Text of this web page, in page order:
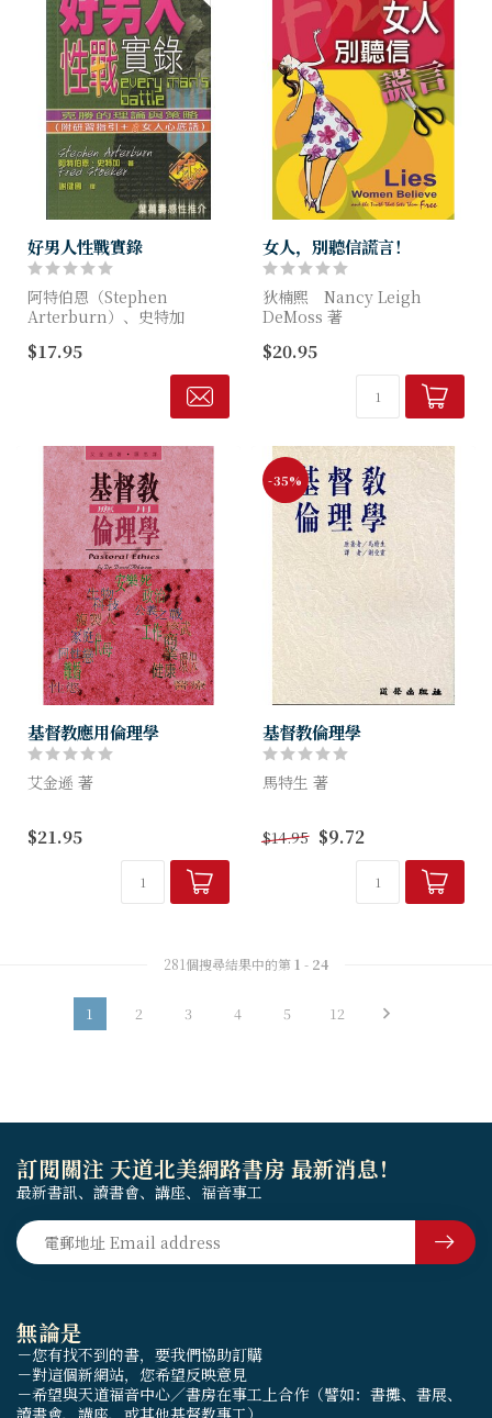
好男人性戰實錄
阿特伯恩（Stephen
Arterburn）、史特加
本書兩位作者曾在情慾誘惑中
苦苦掙扎，他們以過來人的身
$17.95
女人，別聽信謊言！
狄楠熙 Nancy Leigh
DeMoss 著
我們就像夏娃，都經歷過失敗
挫折、麻煩困難，也都難免自
私自利、凶悍無理、怒氣沖
沖、嫉妒他人、充滿苦毒。我
$20.95
基督教應用倫理學
艾金遜 著
的很多方面，也離不開倫理上
的抉擇。作為基督徒，我們的
工作是否只為糊口？商業世界
中有很多利益衝突，我們有沒
$21.95
-35%
基督教倫理學
馬特生 著
教學之用。作者取材乃根據歷
年教學所得。書中題材大多是
由平日討論時間提起者。譯者
謝受靈先生在譯述本書期間，
$14.95 $9.72
281個搜尋結果中的第 1 - 24
1 2 3 4 5 12
無論是
－您有找不到的書，要我們協助訂購
－對這個新網站，您希望反映意見
－希望與天道福音中心／書房在事工上合作（譬如：書攤、書展、
訂閱關注 天道北美網路書房 最新消息！
最新書訊、讀書會、講座、福音事工